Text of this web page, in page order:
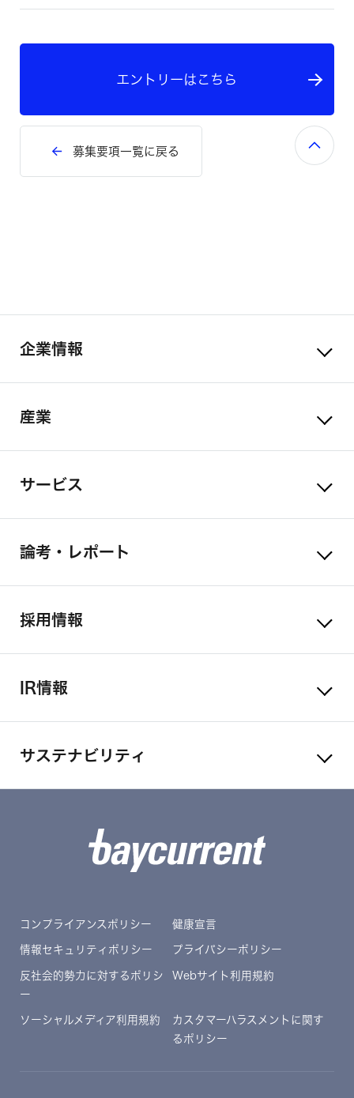
募集要項一覧に戻る
エントリーはこちら
企業情報
産業
サービス
論考・レポート
採用情報
IR情報
サステナビリティ
コンプライアンスポリシー 健康宣言
情報セキュリティポリシー プライバシーポリシー
反社会的勢力に対するポリシ
ー
Webサイト利用規約
ソーシャルメディア利用規約
カスタマーハラスメントに関す
るポリシー